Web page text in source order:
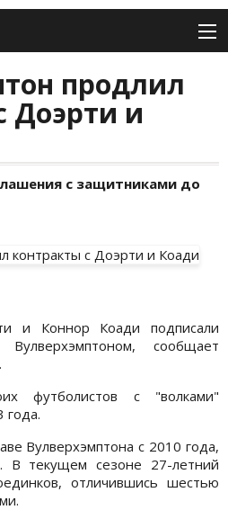
продлил
Доэрти и
с защитниками до
и Коннор Коади подписали
сообщает
футболистов с "волками"
года.
Вулверхэмптона с 2010 года,
В текущем сезоне 27-летний
отличившись шестью